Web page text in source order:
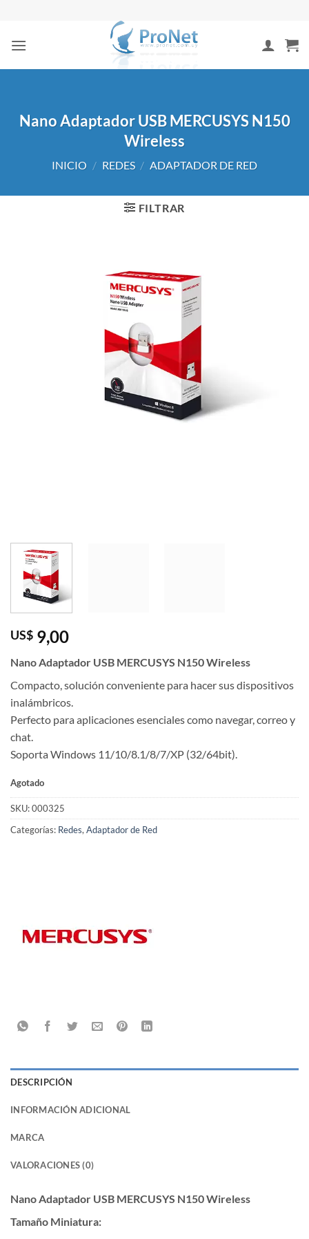
contenido
Nano Adaptador USB MERCUSYS N150
Wireless
INICIO / REDES / ADAPTADOR DE RED
FILTRAR
US$ 9,00
Nano Adaptador USB MERCUSYS N150 Wireless
Compacto, solución conveniente para hacer sus dispositivos
inalámbricos.
Perfecto para aplicaciones esenciales como navegar, correo y
chat.
Soporta Windows 11/10/8.1/8/7/XP (32/64bit).
Agotado
SKU:000325
Categorías: Redes, Adaptador de Red
DESCRIPCIÓN
INFORMACIÓN ADICIONAL
MARCA
VALORACIONES (0)
Nano Adaptador USB MERCUSYS N150 Wireless
Tamaño Miniatura: